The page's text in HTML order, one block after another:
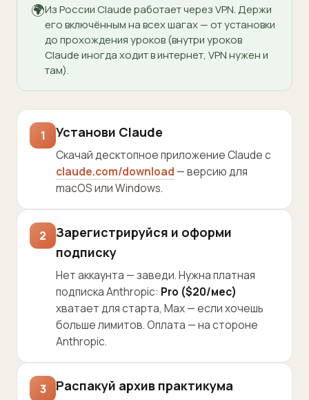
🌍Из России Claude работает через VPN. Держи
его включённым на всех шагах — от установки
до прохождения уроков (внутри уроков
Claude иногда ходит в интернет, VPN нужен и
там).
1 Установи Claude
Скачай десктопное приложение Claude с
claude.com/download — версию для
macOS или Windows.
2
Зарегистрируйся и оформи
подписку
Нет аккаунта — заведи. Нужна платная
подписка Anthropic: Pro ($20/мес)
хватает для старта, Max — если хочешь
больше лимитов. Оплата — на стороне
Anthropic.
3 Распакуй архив практикума